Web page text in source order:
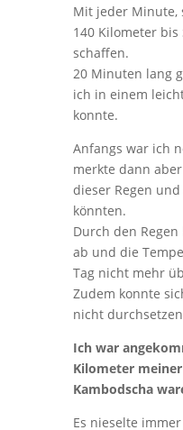
Mit jeder Minute,
140 Kilometer bis
schaffen.
20 Minuten lang
ich in einem
konnte.
Anfangs war ich
merkte dann
dieser Regen
könnten.
Durch den
ab und die
Tag nicht mehr
Zudem konnte
nicht
Ich war
Kilometer
Kambodscha
Es nieselte